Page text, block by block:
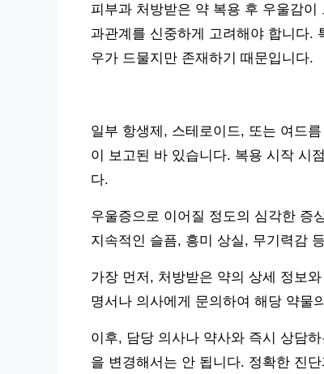
피부과 처방받은 약 복용 후 우울감
과관계를 신중하게 고려해야 합니다.
우가 드물지만 존재하기 때문입니다.
일부 항생제, 스테로이드, 또는 여드
이 보고된 바 있습니다. 복용 시작 시
다.
우울증으로 이어질 정도의 심각한 증
지속적인 슬픔, 흥미 상실, 무기력감
가장 먼저, 처방받은 약의 상세 정보
명서나 의사에게 문의하여 해당 약물
이후, 담당 의사나 약사와 즉시 상담
을 변경해서는 안 됩니다. 정확한 진